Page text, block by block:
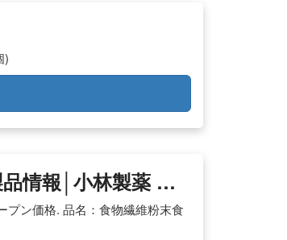
)
情報│小林製薬 …
プン価格. 品名：食物繊維粉末食